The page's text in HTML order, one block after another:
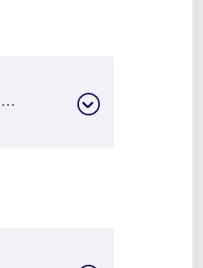
2010年1月12日，学校投资举办人陈一丹个人捐赠1000万元，成立“陈一丹奖教奖学金”。2010年4月15日，中南财经政法大学im电竞手机版app下载召开第二届党员代表大会。2010年6月3日，学校通过湖北省普通高等学校本科专业教学合格评估